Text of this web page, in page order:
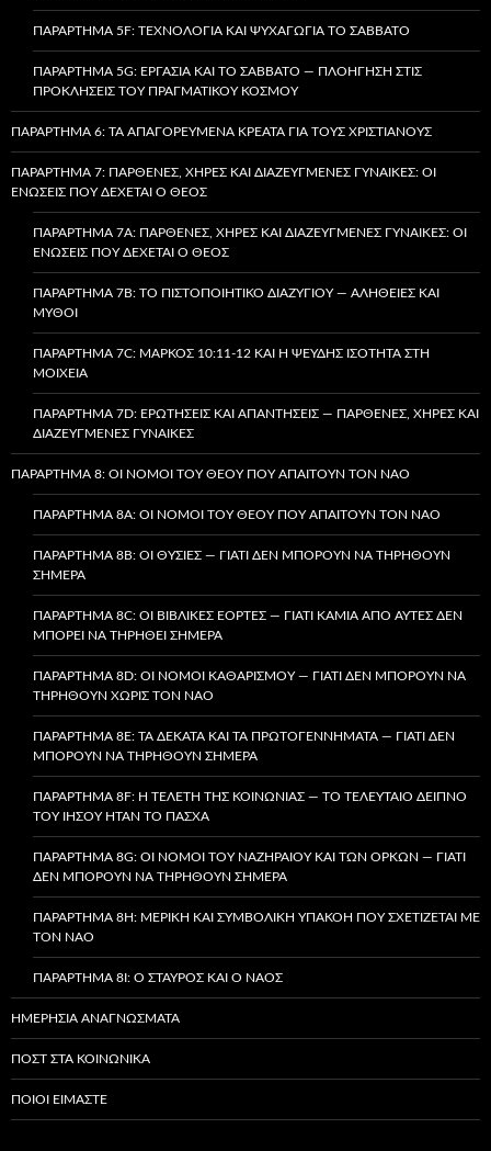
ΠΑΡΆΡΤΗΜΑ 5F: ΤΕΧΝΟΛΟΓΊΑ ΚΑΙ ΨΥΧΑΓΩΓΊΑ ΤΟ ΣΆΒΒΑΤΟ
ΠΑΡΆΡΤΗΜΑ 5G: ΕΡΓΑΣΊΑ ΚΑΙ ΤΟ ΣΆΒΒΑΤΟ — ΠΛΟΉΓΗΣΗ ΣΤΙΣ
ΠΡΟΚΛΉΣΕΙΣ ΤΟΥ ΠΡΑΓΜΑΤΙΚΟΎ ΚΌΣΜΟΥ
ΠΑΡΆΡΤΗΜΑ 6: ΤΑ ΑΠΑΓΟΡΕΥΜΈΝΑ ΚΡΈΑΤΑ ΓΙΑ ΤΟΥΣ ΧΡΙΣΤΙΑΝΟΎΣ
ΠΑΡΆΡΤΗΜΑ 7: ΠΑΡΘΈΝΕΣ, ΧΉΡΕΣ ΚΑΙ ΔΙΑΖΕΥΓΜΈΝΕΣ ΓΥΝΑΊΚΕΣ: ΟΙ
ΕΝΏΣΕΙΣ ΠΟΥ ΔΈΧΕΤΑΙ Ο ΘΕΌΣ
ΠΑΡΆΡΤΗΜΑ 7A: ΠΑΡΘΈΝΕΣ, ΧΉΡΕΣ ΚΑΙ ΔΙΑΖΕΥΓΜΈΝΕΣ ΓΥΝΑΊΚΕΣ: ΟΙ
ΕΝΏΣΕΙΣ ΠΟΥ ΔΈΧΕΤΑΙ Ο ΘΕΌΣ
ΠΑΡΆΡΤΗΜΑ 7B: ΤΟ ΠΙΣΤΟΠΟΙΗΤΙΚΌ ΔΙΑΖΥΓΊΟΥ — ΑΛΉΘΕΙΕΣ ΚΑΙ
ΜΎΘΟΙ
ΠΑΡΆΡΤΗΜΑ 7C: ΜΆΡΚΟΣ 10:11-12 ΚΑΙ Η ΨΕΥΔΉΣ ΙΣΌΤΗΤΑ ΣΤΗ
ΜΟΙΧΕΊΑ
ΠΑΡΆΡΤΗΜΑ 7D: ΕΡΩΤΉΣΕΙΣ ΚΑΙ ΑΠΑΝΤΉΣΕΙΣ — ΠΑΡΘΈΝΕΣ, ΧΉΡΕΣ ΚΑΙ
ΔΙΑΖΕΥΓΜΈΝΕΣ ΓΥΝΑΊΚΕΣ
ΠΑΡΆΡΤΗΜΑ 8: ΟΙ ΝΌΜΟΙ ΤΟΥ ΘΕΟΎ ΠΟΥ ΑΠΑΙΤΟΎΝ ΤΟΝ ΝΑΌ
ΠΑΡΆΡΤΗΜΑ 8A: ΟΙ ΝΌΜΟΙ ΤΟΥ ΘΕΟΎ ΠΟΥ ΑΠΑΙΤΟΎΝ ΤΟΝ ΝΑΌ
ΠΑΡΆΡΤΗΜΑ 8B: ΟΙ ΘΥΣΊΕΣ — ΓΙΑΤΊ ΔΕΝ ΜΠΟΡΟΎΝ ΝΑ ΤΗΡΗΘΟΎΝ
ΣΉΜΕΡΑ
ΠΑΡΆΡΤΗΜΑ 8C: ΟΙ ΒΙΒΛΙΚΈΣ ΕΟΡΤΈΣ — ΓΙΑΤΊ ΚΑΜΊΑ ΑΠΌ ΑΥΤΈΣ ΔΕΝ
ΜΠΟΡΕΊ ΝΑ ΤΗΡΗΘΕΊ ΣΉΜΕΡΑ
ΠΑΡΆΡΤΗΜΑ 8D: ΟΙ ΝΌΜΟΙ ΚΑΘΑΡΙΣΜΟΎ — ΓΙΑΤΊ ΔΕΝ ΜΠΟΡΟΎΝ ΝΑ
ΤΗΡΗΘΟΎΝ ΧΩΡΊΣ ΤΟΝ ΝΑΌ
ΠΑΡΆΡΤΗΜΑ 8E: ΤΑ ΔΈΚΑΤΑ ΚΑΙ ΤΑ ΠΡΩΤΟΓΕΝΝΉΜΑΤΑ — ΓΙΑΤΊ ΔΕΝ
ΜΠΟΡΟΎΝ ΝΑ ΤΗΡΗΘΟΎΝ ΣΉΜΕΡΑ
ΠΑΡΆΡΤΗΜΑ 8F: Η ΤΕΛΕΤΉ ΤΗΣ ΚΟΙΝΩΝΊΑΣ — ΤΟ ΤΕΛΕΥΤΑΊΟ ΔΕΊΠΝΟ
ΤΟΥ ΙΗΣΟΎ ΉΤΑΝ ΤΟ ΠΆΣΧΑ
ΠΑΡΆΡΤΗΜΑ 8G: ΟΙ ΝΌΜΟΙ ΤΟΥ ΝΑΖΗΡΑΊΟΥ ΚΑΙ ΤΩΝ ΌΡΚΩΝ — ΓΙΑΤΊ
ΔΕΝ ΜΠΟΡΟΎΝ ΝΑ ΤΗΡΗΘΟΎΝ ΣΉΜΕΡΑ
ΠΑΡΆΡΤΗΜΑ 8H: ΜΕΡΙΚΉ ΚΑΙ ΣΥΜΒΟΛΙΚΉ ΥΠΑΚΟΉ ΠΟΥ ΣΧΕΤΊΖΕΤΑΙ ΜΕ
ΤΟΝ ΝΑΌ
ΠΑΡΆΡΤΗΜΑ 8I: Ο ΣΤΑΥΡΌΣ ΚΑΙ Ο ΝΑΌΣ
ΗΜΕΡΉΣΙΑ ΑΝΑΓΝΏΣΜΑΤΑ
ΠΟΣΤ ΣΤΑ ΚΟΙΝΩΝΙΚΆ
ΠΟΙΟΙ ΕΊΜΑΣΤΕ